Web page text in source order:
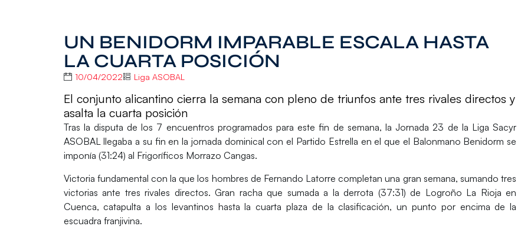
UN BENIDORM IMPARABLE ESCALA HASTA
LA CUARTA POSICIÓN
10/04/2022 Liga ASOBAL
El conjunto alicantino cierra la semana con pleno de triunfos ante tres rivales directos y
asalta la cuarta posición
Tras la disputa de los 7 encuentros programados para este fin de semana, laJornada 23 de la Liga Sacyr
ASOBALllegaba a su fin en la jornada dominical con el Partido Estrella en el que el Balonmano Benidorm se
imponía (31:24) al Frigoríficos Morrazo Cangas.
Victoria fundamental con la que los hombres de Fernando Latorre completan una gran semana, sumandotres
victorias ante tres rivales directos. Gran racha que sumada a la derrota (37:31) de Logroño La Rioja en
Cuenca, catapulta a los levantinos hasta lacuarta plaza de la clasificación, un punto por encima de la
escuadra franjivina.